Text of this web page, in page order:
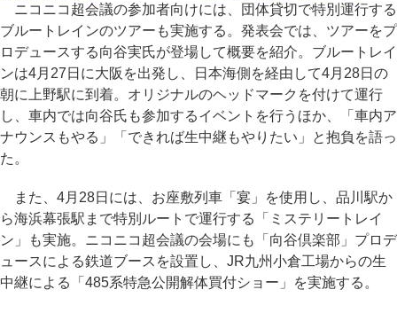
ニコニコ超会議の参加者向けには、団体貸切で特別運行する
ブルートレインのツアーも実施する。発表会では、ツアーをプ
ロデュースする向谷実氏が登場して概要を紹介。ブルートレイ
ンは4月27日に大阪を出発し、日本海側を経由して4月28日の
朝に上野駅に到着。オリジナルのヘッドマークを付けて運行
し、車内では向谷氏も参加するイベントを行うほか、「車内ア
ナウンスもやる」「できれば生中継もやりたい」と抱負を語っ
た。
また、4月28日には、お座敷列車「宴」を使用し、品川駅か
ら海浜幕張駅まで特別ルートで運行する「ミステリートレイ
ン」も実施。ニコニコ超会議の会場にも「向谷倶楽部」プロデ
ュースによる鉄道ブースを設置し、JR九州小倉工場からの生
中継による「485系特急公開解体買付ショー」を実施する。